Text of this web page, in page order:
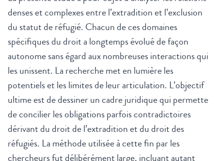
denses et complexes entre l’extradition et l’exclusion
du statut de réfugié. Chacun de ces domaines
spécifiques du droit a longtemps évolué de façon
autonome sans égard aux nombreuses interactions qui
les unissent. La recherche met en lumière les
potentiels et les limites de leur articulation. L’objectif
ultime est de dessiner un cadre juridique qui permette
de concilier les obligations parfois contradictoires
dérivant du droit de l’extradition et du droit des
réfugiés. La méthode utilisée à cette fin par les
chercheurs fut délibérément large, incluant autant